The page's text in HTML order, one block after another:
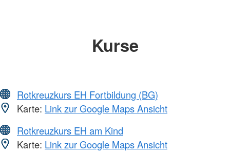
Kurse
Rotkreuzkurs EH Fortbildung (BG)
Karte: Link zur Google Maps Ansicht
Rotkreuzkurs EH am Kind
Karte: Link zur Google Maps Ansicht